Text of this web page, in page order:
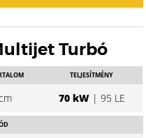
Turbó
TELJESÍTMÉNY
70 kW| 95 LE